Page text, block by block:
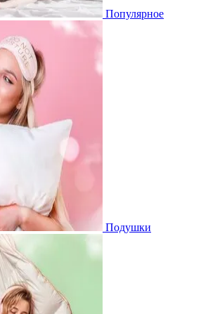
Популярное
Подушки